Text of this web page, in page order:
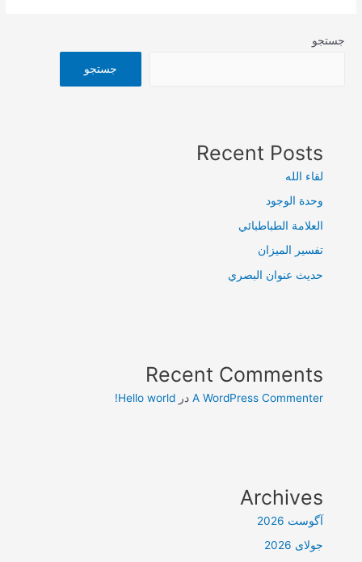
و
جستجو
جستجو
Recent Posts
لقاء الله
وحدة الوجود
العلامة الطباطبائي
تفسير الميزان
حديث عنوان البصري
Recent Comments
A WordPress Commenter درHello world!
Archives
آگوست 2026
جولای 2026